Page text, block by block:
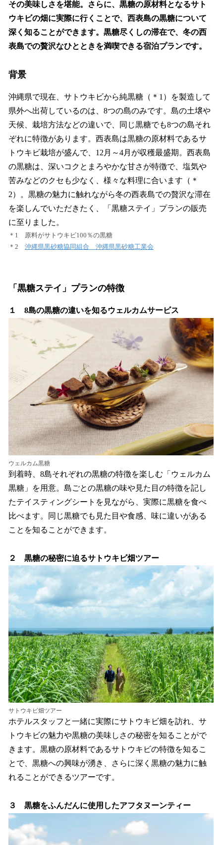
その美味しさを堪能。さらに、黒糖の原材料となるサト
ウキビの畑に実際に行くことで、西表島の黒糖について
深く知ることができます。黒糖尽くしの滞在で、冬の西
表島での贅沢なひとときを満喫できる宿泊プランです。
背景
沖縄県で現在、サトウキビから純黒糖（＊1）を製造して
県外へ出荷しているのは、8つの島のみです。島の土壌や
天候、栽培方法などの違いで、同じ黒糖でも8つの島それ
ぞれに特徴があります。西表島は黒糖の原材料であるサ
トウキビ栽培が盛んで、12月～4月が収穫最盛期。西表島
の黒糖は、深いコクとまろやかな甘さが特徴で、塩気や
苦みなどのクセも少なく、様々な料理に合います（＊
2）。黒糖の魅力に触れながら冬の西表島での贅沢な滞在
を楽しんでいただきたく、「黒糖ステイ」プランの販売
に至りました。
＊1 原料がサトウキビ100％の黒糖
＊2 沖縄県黒砂糖協同組合 沖縄県黒砂糖工業会
「黒糖ステイ」プランの特徴
１ 8島の黒糖の違いを知るウェルカムサービス
ウェルカム黒糖
到着時、8島それぞれの黒糖の特徴を楽しむ「ウェルカム
黒糖」を用意。島ごとの黒糖の味や見た目の特徴を記し
たテイスティングシートを見ながら、実際に黒糖を食べ
比べます。同じ黒糖でも見た目や食感、味に違いがある
ことを知ることができます。
２ 黒糖の秘密に迫るサトウキビ畑ツアー
サトウキビ畑ツアー
ホテルスタッフと一緒に実際にサトウキビ畑を訪れ、サ
トウキビの魅力や黒糖の美味しさの秘密を知ることがで
きます。黒糖の原材料であるサトウキビの特徴を知るこ
とで、黒糖への興味が湧き、さらに深く黒糖の魅力に触
れることができるツアーです。
３ 黒糖をふんだんに使用したアフタヌーンティー